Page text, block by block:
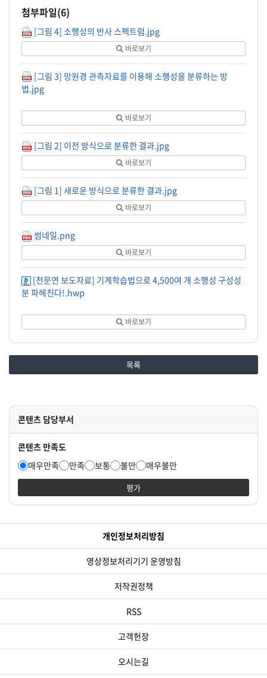
첨부파일(6)
[그림 4] 소행성의 반사 스펙트럼.jpg
바로보기
[그림 3] 망원경 관측자료를 이용해 소행성을 분류하는 방
법.jpg
바로보기
[그림 2] 이전 방식으로 분류한 결과.jpg
바로보기
[그림 1] 새로운 방식으로 분류한 결과.jpg
바로보기
썸네일.png
바로보기
[천문연 보도자료] 기계학습법으로 4,500여 개 소행성 구성성
분 파헤친다!.hwp
바로보기
목록
콘텐츠 담당부서
콘텐츠 만족도
매우만족
만족 보통 불만 매우불만
평가
개인정보처리방침
영상정보처리기기 운영방침
저작권정책
RSS
고객헌장
오시는길